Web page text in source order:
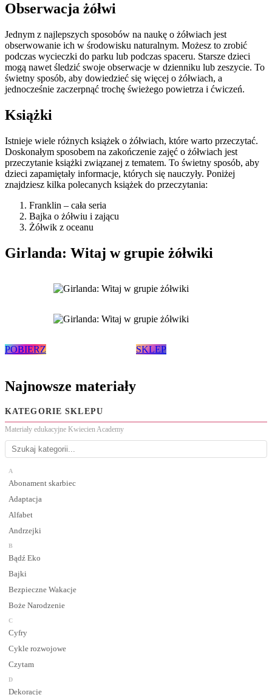
Obserwacja żółwi
Jednym z najlepszych sposobów na naukę o żółwiach jest
obserwowanie ich w środowisku naturalnym. Możesz to zrobić
podczas wycieczki do parku lub podczas spaceru. Starsze dzieci
mogą nawet śledzić swoje obserwacje w dzienniku lub zeszycie. To
świetny sposób, aby dowiedzieć się więcej o żółwiach, a
jednocześnie zaczerpnąć trochę świeżego powietrza i ćwiczeń.
Książki
Istnieje wiele różnych książek o żółwiach, które warto przeczytać.
Doskonałym sposobem na zakończenie zajęć o żółwiach jest
przeczytanie książki związanej z tematem. To świetny sposób, aby
dzieci zapamiętały informacje, których się nauczyły. Poniżej
znajdziesz kilka polecanych książek do przeczytania:
Franklin – cała seria
Bajka o żółwiu i zającu
Żółwik z oceanu
Girlanda: Witaj w grupie żółwiki
POBIERZ SKLEP
Najnowsze materiały
KATEGORIE SKLEPU
Materiały edukacyjne Kwiecien Academy
A
Abonament skarbiec
Adaptacja
Alfabet
Andrzejki
B
Bądź Eko
Bajki
Bezpieczne Wakacje
Boże Narodzenie
C
Cyfry
Cykle rozwojowe
Czytam
D
Dekoracje